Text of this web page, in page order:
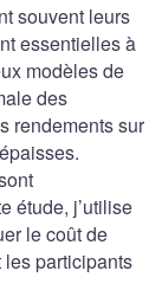
souvent leurs
essentielles à
modèles de
des
rendements sur
étude, j’utilise
le coût de
les participants